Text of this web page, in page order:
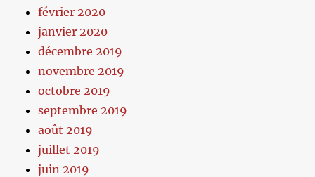
février 2020
janvier 2020
décembre 2019
novembre 2019
octobre 2019
septembre 2019
août 2019
juillet 2019
juin 2019